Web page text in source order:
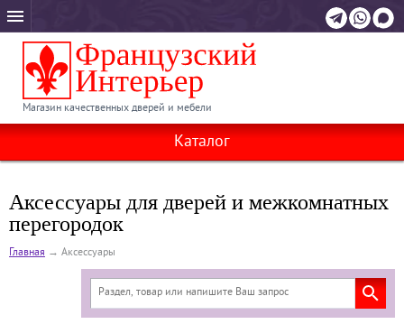
Магазин качественных дверей и мебели
Каталог
Аксессуары для дверей и межкомнатных
перегородок
Главная → Аксессуары